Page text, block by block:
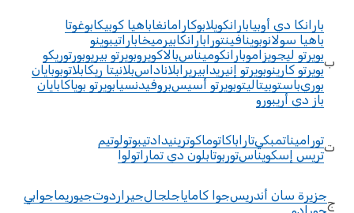
ب
بارانكا دي أوبيابارانكويلابوكارامانغاباهيا كوبيكابوغوتا
باهيا سولانوبوينافينتورابارانكابيرميخاباراتيبوينو
بويرتو ليجويزاموبارانكوميناسبالاكويروبويرتو بيريوبورتوريكو
بويرتو كارينوبويرتو إنيريدابيريرابلاناداسبلانيتا ريكابلاتوبوبايان
بوريباستوبيتاليتوبويرتو أسيسبروفيدنسيابويرتو بوياكابايان
باز دي أريبورو
تتوراميناتمبكيتاراباكاتوماكوترينيدادتيبوتولوتيم
تريس إسكويناستوربوتابلون دي تماراتولوا
ججزيرة سان أندريسجوا كاماياجلجالجيراردوتجيوريماجوابي